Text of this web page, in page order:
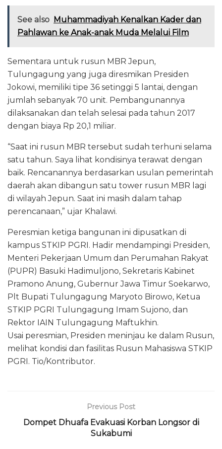
See also Muhammadiyah Kenalkan Kader dan
Pahlawan ke Anak-anak Muda Melalui Film
Sementara untuk rusun MBR Jepun,
Tulungagung yang juga diresmikan Presiden
Jokowi, memiliki tipe 36 setinggi 5 lantai, dengan
jumlah sebanyak 70 unit. Pembangunannya
dilaksanakan dan telah selesai pada tahun 2017
dengan biaya Rp 20,1 miliar.
“Saat ini rusun MBR tersebut sudah terhuni selama
satu tahun. Saya lihat kondisinya terawat dengan
baik. Rencanannya berdasarkan usulan pemerintah
daerah akan dibangun satu tower rusun MBR lagi
di wilayah Jepun. Saat ini masih dalam tahap
perencanaan,” ujar Khalawi.
Peresmian ketiga bangunan ini dipusatkan di
kampus STKIP PGRI. Hadir mendampingi Presiden,
Menteri Pekerjaan Umum dan Perumahan Rakyat
(PUPR) Basuki Hadimuljono, Sekretaris Kabinet
Pramono Anung, Gubernur Jawa Timur Soekarwo,
Plt Bupati Tulungagung Maryoto Birowo, Ketua
STKIP PGRI Tulungagung Imam Sujono, dan
Rektor IAIN Tulungagung Maftukhin.
Usai peresmian, Presiden meninjau ke dalam Rusun,
melihat kondisi dan fasilitas Rusun Mahasiswa STKIP
PGRI. Tio/Kontributor.
Previous Post
Dompet Dhuafa Evakuasi Korban Longsor di
Sukabumi